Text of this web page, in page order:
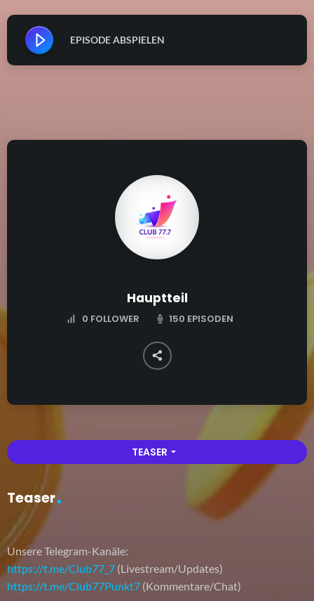
EPISODE ABSPIELEN
Hauptteil
0 FOLLOWER 150 EPISODEN
TEASER arrow_drop_down
Teaser
Unsere Telegram-Kanäle:
https://t.me/Club77_7 (Livestream/Updates)
https://t.me/Club77Punkt7 (Kommentare/Chat)